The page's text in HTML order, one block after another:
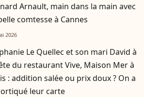
Arnault, main dans la main avec
comtesse à Cannes
2026
Le Quellec et son mari David à
du restaurant Vive, Maison Mer à
: addition salée ou prix doux ? On a
leur carte